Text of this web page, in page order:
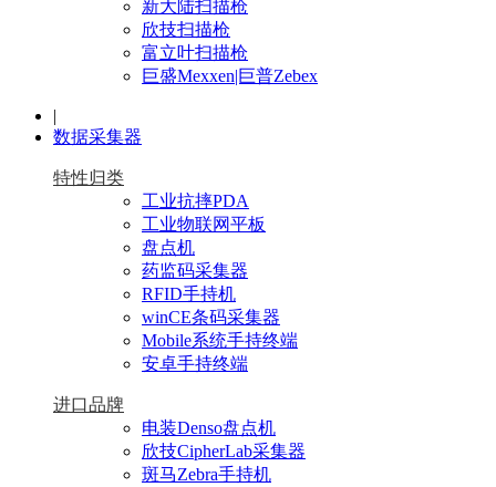
新大陆扫描枪
欣技扫描枪
富立叶扫描枪
巨盛Mexxen|巨普Zebex
|
数据采集器
特性归类
工业抗摔PDA
工业物联网平板
盘点机
药监码采集器
RFID手持机
winCE条码采集器
Mobile系统手持终端
安卓手持终端
进口品牌
电装Denso盘点机
欣技CipherLab采集器
斑马Zebra手持机